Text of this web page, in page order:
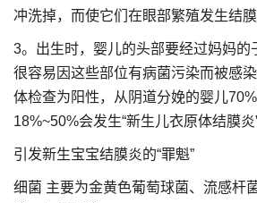
冲洗掉，而使它们在眼部繁殖发生结膜
3。出生时，婴儿的头部要经过妈妈的
很容易因这些部位有病菌污染而被感
体检查为阳性，从阴道分娩的婴儿
18%~50%会发生“新生儿衣原体结膜炎”
引发新生宝宝结膜炎的“罪魁”
细菌 主要为金黄色葡萄球菌、流感杆